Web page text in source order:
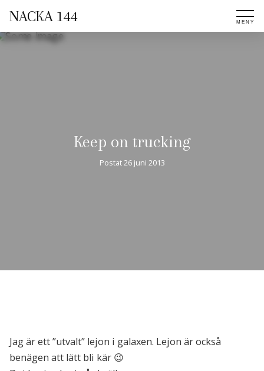
NACKA 144
Keep on trucking
Postat26 juni 2013
Jag är ett ”utvalt” lejon i galaxen. Lejon är också
benägen att lätt bli kär 😉